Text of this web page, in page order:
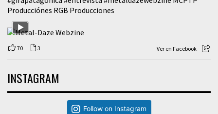
Producciónes RGB Producciones
70 3 Ver en Facebook
INSTAGRAM
Follow on Instagram